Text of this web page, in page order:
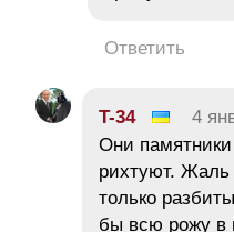
Ответить
T-34 4
Они
рихтуют. Жаль
только
бы всю рожу в